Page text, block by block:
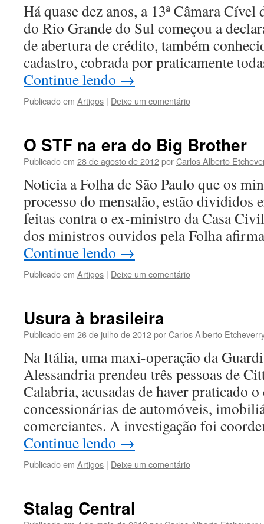
Há quase dez anos, a 13ª Câmara
do Rio Grande do Sul começou a
de abertura de crédito, também
cadastro, cobrada por praticamente
Continue lendo →
Publicado em Artigos | Deixe um comentário
O STF na era do Big Brother
Publicado em 28 de agosto de 2012porCarlos Alberto
Noticia a Folha de São Paulo que os
processo do mensalão, estão divididos
feitas contra o ex-ministro da Casa
dos ministros ouvidos pela Folha
Continue lendo →
Publicado em Artigos | Deixe um comentário
Usura à brasileira
Publicado em 26 de julho de 2012porCarlos Alberto
Na Itália, uma maxi-operação da
Alessandria prendeu três pessoas de
Calabria, acusadas de haver praticado
concessionárias de automóveis,
comerciantes. A investigação foi
Continue lendo →
Publicado em Artigos | Deixe um comentário
Stalag Central